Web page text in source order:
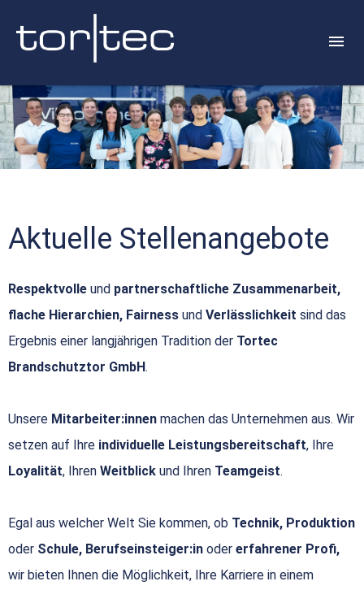
Aktuelle Stellenangebote
Respektvolle und partnerschaftliche Zusammenarbeit,
flache Hierarchien, Fairness und Verlässlichkeit sind das
Ergebnis einer langjährigen Tradition der Tortec
Brandschutztor GmbH.
Unsere Mitarbeiter:innen machen das Unternehmen aus. Wir
setzen auf Ihre individuelle Leistungsbereitschaft, Ihre
Loyalität, Ihren Weitblick und Ihren Teamgeist.
Egal aus welcher Welt Sie kommen, ob Technik, Produktion
oder Schule, Berufseinsteiger:in oder erfahrener Profi,
wir bieten Ihnen die Möglichkeit, Ihre Karriere in einem